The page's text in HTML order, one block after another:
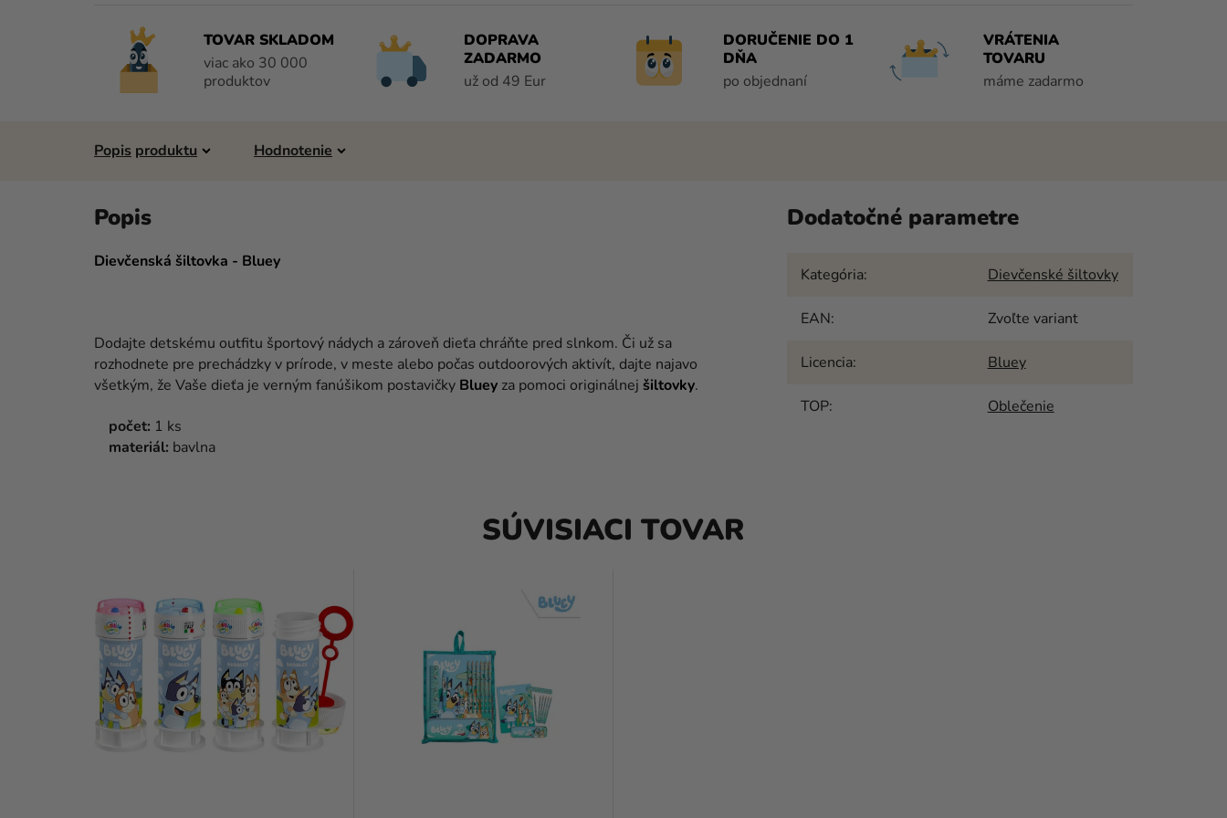
TOVAR SKLADOM
viac ako 30 000
produktov
DOPRAVA
ZADARMO
už od 49 Eur
DORUČENIE DO 1
DŇA
po objednaní
VRÁTENIA
TOVARU
máme zadarmo
Popis Hodnotenie
Dievčenská šiltovka - Bluey
Dodajte detskému outfitu športový nádych a zároveň dieťa chráňte pred slnkom. Či už sa
rozhodnete pre prechádzky v prírode, v meste alebo počas outdoorových aktivít, dajte najavo
všetkým, že Vaše dieťa je verným fanúšikom postavičky Bluey za pomoci originálnej šiltovky.
počet: 1 ks
materiál: bavlna
Dodatočné parametre
Kategória: Dievčenské šiltovky
EAN: Zvoľte variant
Licencia: Bluey
TOP: Oblečenie
SÚVISIACI TOVAR